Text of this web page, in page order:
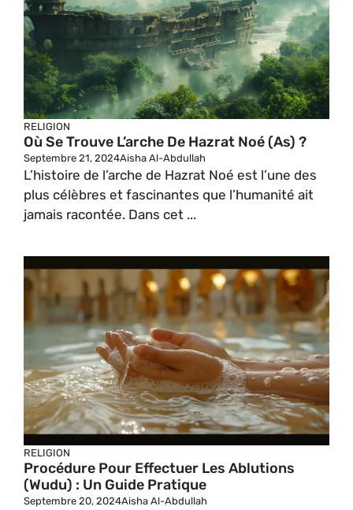
RELIGION
Où Se Trouve L’arche De Hazrat Noé (as) ?
Septembre 21, 2024Aisha Al-Abdullah
L’histoire de l’arche de Hazrat Noé est l’une des
plus célèbres et fascinantes que l’humanité ait
jamais racontée. Dans cet ...
RELIGION
Procédure Pour Effectuer Les Ablutions
(wudu) : Un Guide Pratique
Septembre 20, 2024Aisha Al-Abdullah